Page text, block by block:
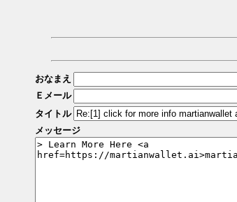
おなまえ
Ｅメール
タイトル
メッセージ